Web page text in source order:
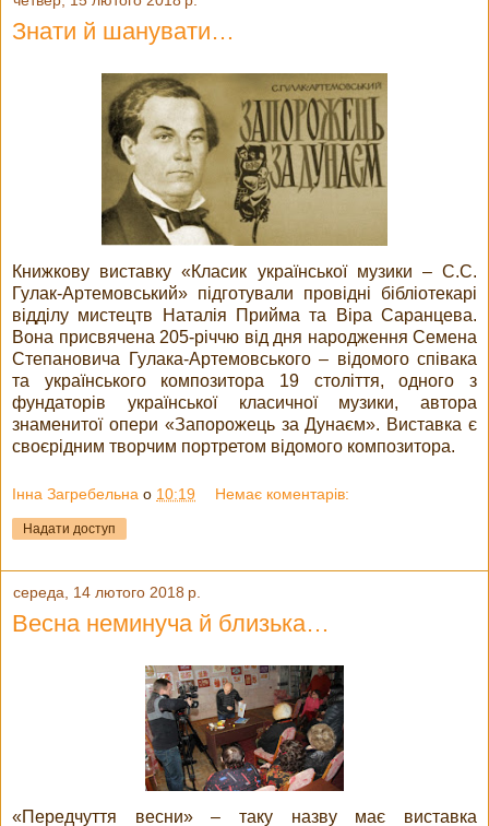
Знати й шанувати…
Книжкову виставку «Класик української музики – С.С.
Гулак-Артемовський» підготували провідні бібліотекарі
відділу мистецтв Наталія Прийма та Віра Саранцева.
Вона присвячена 205-річчю від дня народження Семена
Степановича Гулака-Артемовського – відомого співака
та українського композитора 19 століття, одного з
фундаторів української класичної музики, автора
знаменитої опери «Запорожець за Дунаєм». Виставка є
своєрідним творчим портретом відомого композитора.
Інна Загребельна о 10:19 Немає коментарів:
Надати доступ
середа, 14 лютого 2018 р.
Весна неминуча й близька…
«Передчуття весни» – таку назву має виставка